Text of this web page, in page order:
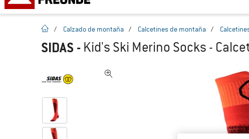
la pagina de inicio
/ Calzado de montaña / Calcetines de montaña /
SIDAS - Kid's Ski Merino Socks -